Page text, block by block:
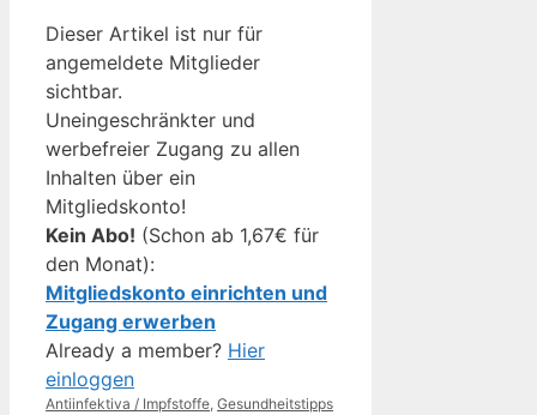
Dieser Artikel ist nur für
angemeldete Mitglieder
sichtbar.
Uneingeschränkter und
werbefreier Zugang zu allen
Inhalten über ein
Mitgliedskonto!
Kein Abo! (Schon ab 1,67€ für
den Monat):
Mitgliedskonto einrichten und
Zugang erwerben
Already a member? Hier
einloggen
Kategorien
Antiinfektiva / Impfstoffe, Gesundheitstipps